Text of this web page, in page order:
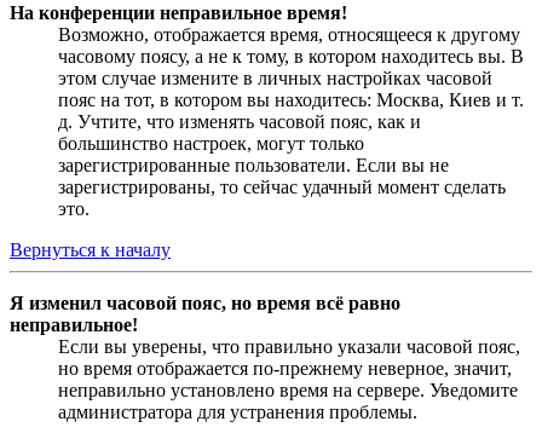
На конференции неправильное время!
Возможно, отображается время, относящееся к другому
часовому поясу, а не к тому, в котором находитесь вы. В
этом случае измените в личных настройках часовой
пояс на тот, в котором вы находитесь: Москва, Киев и т.
д. Учтите, что изменять часовой пояс, как и
большинство настроек, могут только
зарегистрированные пользователи. Если вы не
зарегистрированы, то сейчас удачный момент сделать
это.
Вернуться к началу
Я изменил часовой пояс, но время всё равно
неправильное!
Если вы уверены, что правильно указали часовой пояс,
но время отображается по-прежнему неверное, значит,
неправильно установлено время на сервере. Уведомите
администратора для устранения проблемы.